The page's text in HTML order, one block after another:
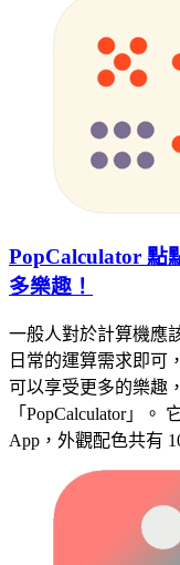
PopCalculator 點
多樂趣！
一般人對於計算機應
日常的運算需求即可
可以享受更多的樂趣
「PopCalculator」
App，外觀配色共有